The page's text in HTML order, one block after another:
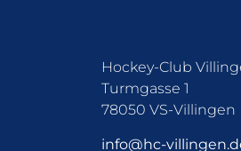
Hockey-Club
Turmgasse 1
78050 VS-Villingen
info@hc-